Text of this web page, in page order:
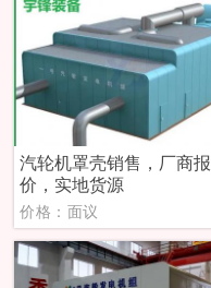
汽轮机罩壳销售，厂商报
价，实地货源
价格：面议